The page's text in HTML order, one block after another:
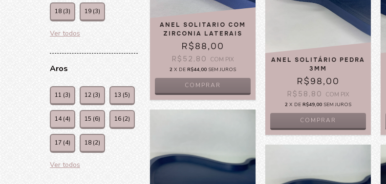
18 (3) 19 (3)
Ver todos
Aros
11 (3) 12 (3) 13 (5)
14 (4) 15 (6) 16 (2)
17 (4) 18 (2)
Ver todos
ANEL SOLITARIO COM
ZIRCONIA LATERAIS
R$88,00
R$52,80 COM PIX
2 X DER$44,00 SEM JUROS
COMPRAR
ANEL SOLITÁRIO PEDRA
3MM
R$98,00
R$58,80 COM PIX
2 X DER$49,00 SEM JUROS
COMPRAR